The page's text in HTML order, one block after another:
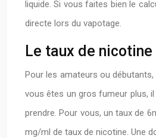
liquide. Si vous faites bien le
directe lors du vapotage.
Le taux de
Pour les amateurs ou
vous êtes un gros fumeur plus,
prendre. Pour vous, un taux de
mg/ml de taux de nicotine. Une